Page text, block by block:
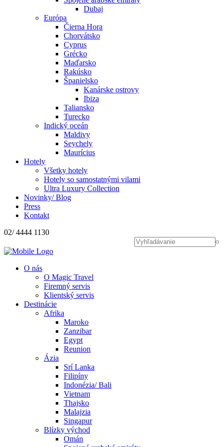
Dubaj
Európa
Čierna Hora
Chorvátsko
Cyprus
Grécko
Maďarsko
Rakúsko
Španielsko
Kanárske ostrovy
Ibiza
Taliansko
Turecko
Indický oceán
Maldivy
Seychely
Maurícius
Hotely
Všetky hotely
Hotely so samostatnými vilami
Ultra Luxury Collection
Novinky/ Blog
Press
Kontakt
02/ 4444 1130
O nás
O Magic Travel
Firemný servis
Klientský servis
Destinácie
Afrika
Maroko
Zanzibar
Egypt
Reunion
Ázia
Srí Lanka
Filipíny
Indonézia/ Bali
Vietnam
Thajsko
Malajzia
Singapur
Blízky východ
Omán